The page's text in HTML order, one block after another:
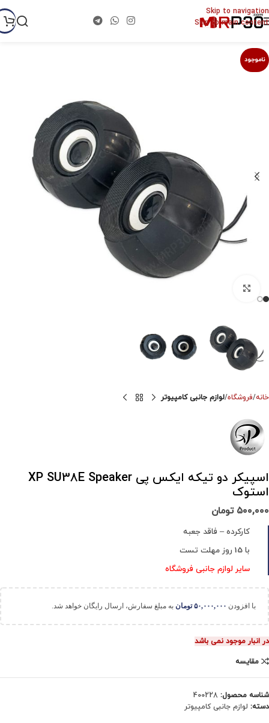
Skip to navigation
Skip to main content
ناموجود
خانه فروشگاه لوازم جانبی کامپیوتر
اسپیکر دو تیکه ایکس پی XP SU38E Speaker
استوک
۵۰۰,۰۰۰ تومان
کارکرده – فاقد جعبه
با 15 روز مهلت تست
سایر لوازم جانبی فروشگاه
با افزودن ۵۰,۰۰۰,۰۰۰ تومان به مبلغ سفارش، ارسال رایگان خواهد شد.
در انبار موجود نمی باشد
مقایسه
شناسه محصول: 400228
دسته: لوازم جانبی کامپیوتر